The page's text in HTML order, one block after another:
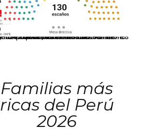
El JNE oficializó la distribución de escaños para la elección de 60 senadores y 130 diputados en las Elecciones Generales 2026, tras el restablecimiento de la Bicameralidad.
Familias más
ricas del Perú
2026